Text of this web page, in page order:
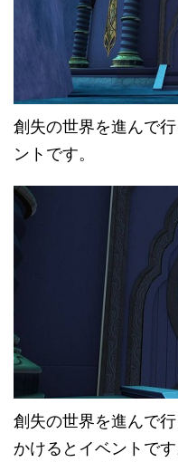
創失の世界を進んで
ントです。
創失の世界を進んで
かけるとイベントで